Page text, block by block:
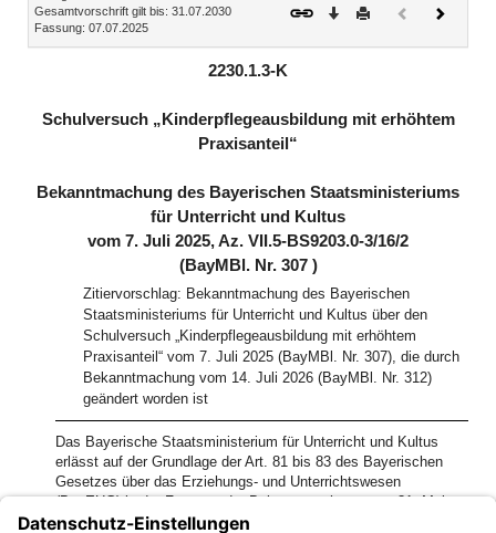
Gesamtvorschrift gilt bis: 31.07.2030
Fassung: 07.07.2025
Download
DruckenVorheriges
(inaktiv)
2230.1.3-K
Schulversuch „Kinderpflegeausbildung mit erhöhtem
Praxisanteil“
Bekanntmachung des Bayerischen Staatsministeriums
für Unterricht und Kultus
vom 7. Juli 2025, Az. VII.5-BS9203.0-3/16/2
(BayMBl. Nr. 307 )
Zitiervorschlag: Bekanntmachung des Bayerischen
Staatsministeriums für Unterricht und Kultus über den
Schulversuch „Kinderpflegeausbildung mit erhöhtem
Praxisanteil“ vom 7. Juli 2025 (BayMBl. Nr. 307), die durch
Bekanntmachung vom 14. Juli 2026 (BayMBl. Nr. 312)
geändert worden ist
Das Bayerische Staatsministerium für Unterricht und Kultus
erlässt auf der Grundlage der Art. 81 bis 83 des Bayerischen
Gesetzes über das Erziehungs- und Unterrichtswesen
(BayEUG) in der Fassung der Bekanntmachung vom 31. Mai
2000 (GVBl. S. 414, ber. S. 632), das zuletzt durch § 1 des